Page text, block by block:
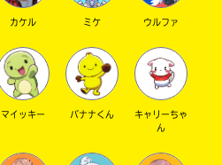
カケル ミケ ウルファ
マイッキー バナナくん
キャリーちゃ
ん